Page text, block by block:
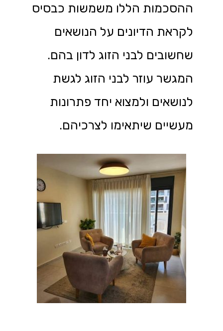
ההסכמות הללו משמשות כבסיס
לקראת הדיונים על הנושאים
שחשובים לבני הזוג לדון בהם.
המגשר עוזר לבני הזוג לגשת
לנושאים ולמצוא יחד פתרונות
מעשיים שיתאימו לצרכיהם.